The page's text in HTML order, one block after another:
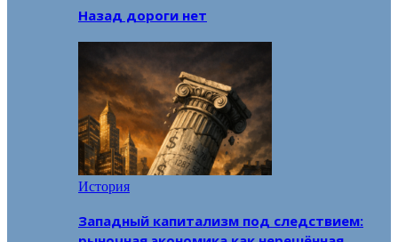
Назад дороги нет
История
Западный капитализм под следствием: